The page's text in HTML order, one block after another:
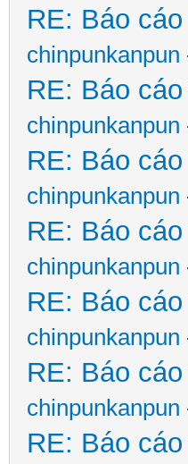
RE: Báo
chinpunkanpun
RE: Báo
chinpunkanpun
RE: Báo
chinpunkanpun
RE: Báo
chinpunkanpun
RE: Báo
chinpunkanpun
RE: Báo
chinpunkanpun
RE: Báo